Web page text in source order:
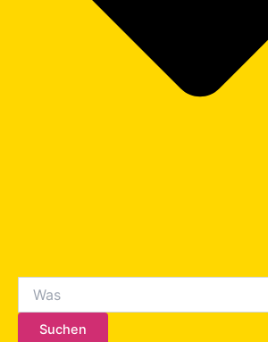
Suchen